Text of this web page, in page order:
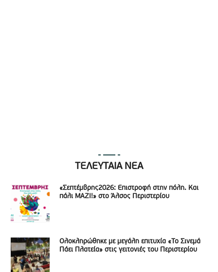
ΤΕΛΕΥΤΑΙΑ ΝΕΑ
«Σεπτέμβρης2026: Επιστροφή στην πόλη. Και
πάλι ΜΑΖΙ!» στο Άλσος Περιστερίου
Ολοκληρώθηκε με μεγάλη επιτυχία «Το Σινεμά
Πάει Πλατεία» στις γειτονιές του Περιστερίου